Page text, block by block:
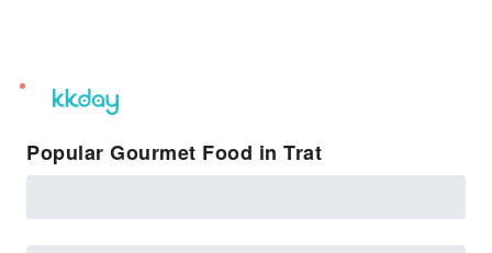
unread
notifications
Popular Gourmet Food in Trat